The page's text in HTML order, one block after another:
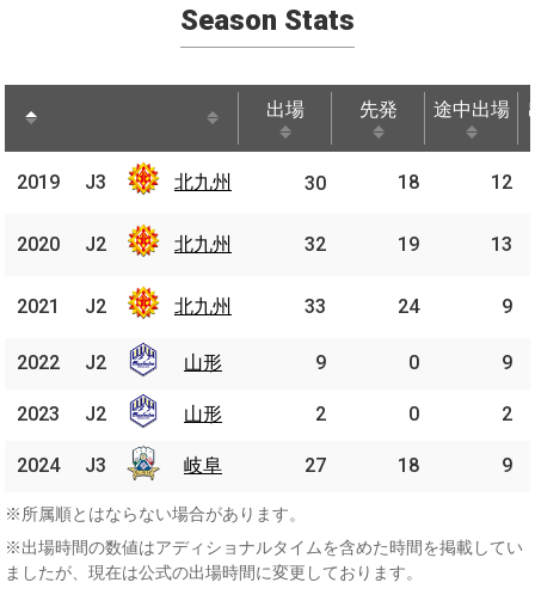
Season Stats
出場 先発 途中出場
2019 J3
北九
州
30 18 12
2020 J2
北九
州
32 19 13
2021 J2
北九
州
33 24 9
2022 J2 山形 9 0 9
2023 J2 山形 2 0 2
2024 J3 岐阜 27 18 9
2019 J3 北九州
2020 J2 北九州
2021 J2 北九州
2022 J2 山形
2023 J2 山形
2024 J3 岐阜
※所属順とはならない場合があります。
※出場時間の数値はアディショナルタイムを含めた時間を掲載してい
ましたが、現在は公式の出場時間に変更しております。